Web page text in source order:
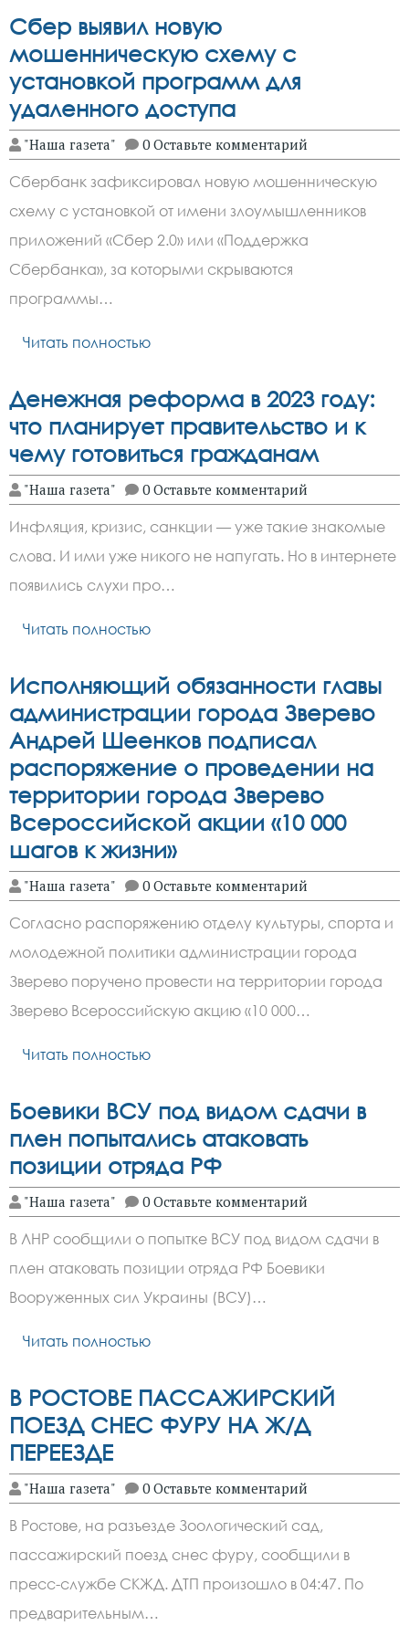
Сбер выявил новую
мошенническую схему с
установкой программ для
удаленного доступа
"Наша газета" 0 Оставьте комментарий
Сбербанк зафиксировал новую мошенническую
схему с установкой от имени злоумышленников
приложений «Сбер 2.0» или «Поддержка
Сбербанка», за которыми скрываются
программы…
Читать полностью
Денежная реформа в 2023 году:
что планирует правительство и к
чему готовиться гражданам
"Наша газета" 0 Оставьте комментарий
Инфляция, кризис, санкции — уже такие знакомые
слова. И ими уже никого не напугать. Но в интернете
появились слухи про…
Читать полностью
Исполняющий обязанности главы
администрации города Зверево
Андрей Шеенков подписал
распоряжение о проведении на
территории города Зверево
Всероссийской акции «10 000
шагов к жизни»
"Наша газета" 0 Оставьте комментарий
Согласно распоряжению отделу культуры, спорта и
молодежной политики администрации города
Зверево поручено провести на территории города
Зверево Всероссийскую акцию «10 000…
Читать полностью
Боевики ВСУ под видом сдачи в
плен попытались атаковать
позиции отряда РФ
"Наша газета" 0 Оставьте комментарий
В ЛНР сообщили о попытке ВСУ под видом сдачи в
плен атаковать позиции отряда РФ Боевики
Вооруженных сил Украины (ВСУ)…
Читать полностью
В РОСТОВЕ ПАССАЖИРСКИЙ
ПОЕЗД СНЕС ФУРУ НА Ж/Д
ПЕРЕЕЗДЕ
"Наша газета" 0 Оставьте комментарий
В Ростове, на разъезде Зоологический сад,
пассажирский поезд снес фуру, сообщили в
пресс-службе СКЖД. ДТП произошло в 04:47. По
предварительным…